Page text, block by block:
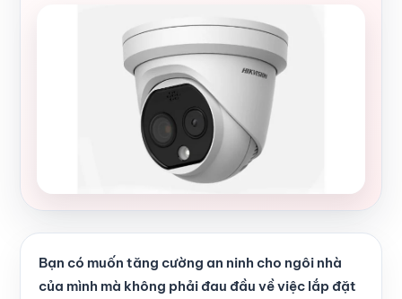
Bạn có muốn tăng cường an ninh cho ngôi nhà
của mình mà không phải đau đầu về việc lắp đặt